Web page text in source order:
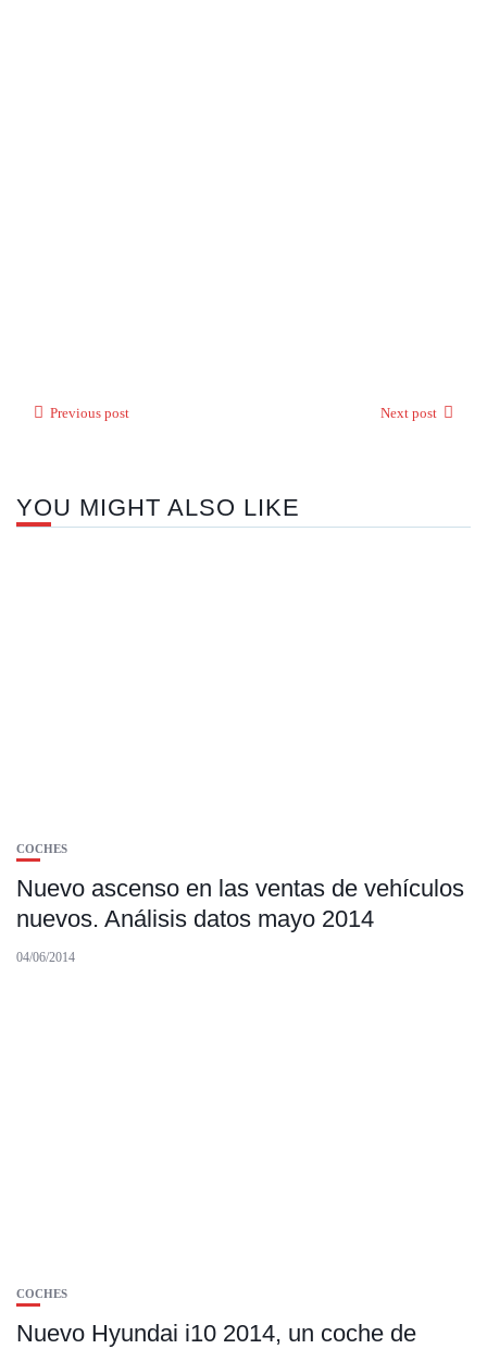
Previous post Next post
YOU MIGHT ALSO LIKE
COCHES
Nuevo ascenso en las ventas de vehículos
nuevos. Análisis datos mayo 2014
04/06/2014
COCHES
Nuevo Hyundai i10 2014, un coche de